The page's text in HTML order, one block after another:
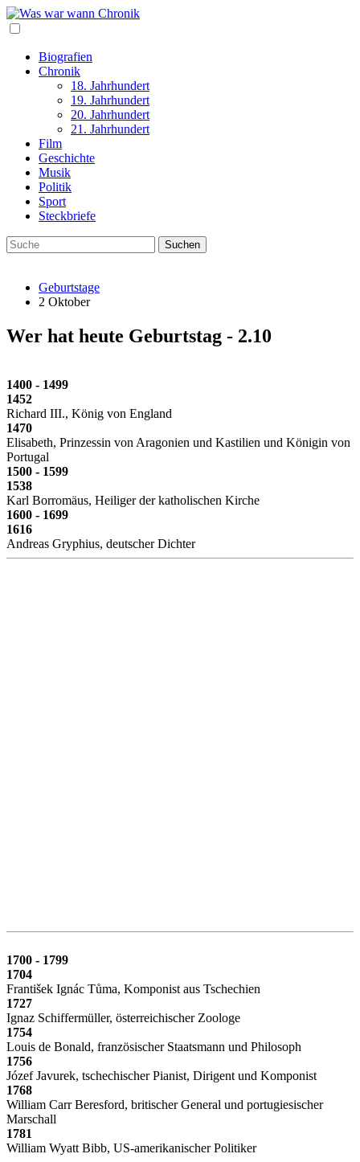
Biografien
Chronik
18. Jahrhundert
19. Jahrhundert
20. Jahrhundert
21. Jahrhundert
Film
Geschichte
Musik
Politik
Sport
Steckbriefe
Geburtstage
2 Oktober
Wer hat heute Geburtstag - 2.10
1400 - 1499
1452
Richard III., König von England
1470
Elisabeth, Prinzessin von Aragonien und Kastilien und Königin von
Portugal
1500 - 1599
1538
Karl Borromäus, Heiliger der katholischen Kirche
1600 - 1699
1616
Andreas Gryphius, deutscher Dichter
1700 - 1799
1704
František Ignác Tůma, Komponist aus Tschechien
1727
Ignaz Schiffermüller, österreichischer Zoologe
1754
Louis de Bonald, französischer Staatsmann und Philosoph
1756
Józef Javurek, tschechischer Pianist, Dirigent und Komponist
1768
William Carr Beresford, britischer General und portugiesischer
Marschall
1781
William Wyatt Bibb, US-amerikanischer Politiker